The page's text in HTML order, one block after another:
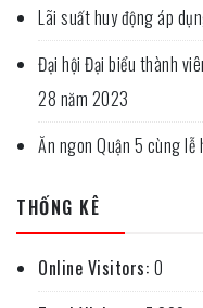
Lãi suất huy động áp
Đại hội Đại biểu thành
28 năm 2023
Ăn ngon Quận 5 cùng lễ
THỐNG KÊ
Online Visitors: 0